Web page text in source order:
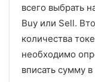
всего выбрать
Buy или Sell.
количества
необходимо
вписать сумму